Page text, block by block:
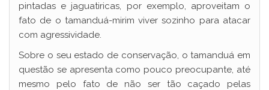
pintadas e jaguatiricas, por exemplo, aproveitam o
fato de o tamanduá-mirim viver sozinho para atacar
com agressividade.
Sobre o seu estado de conservação, o tamanduá em
questão se apresenta como pouco preocupante, até
mesmo pelo fato de não ser tão caçado pelas